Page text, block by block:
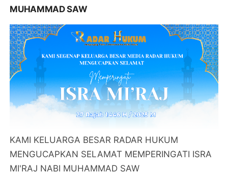
MUHAMMAD SAW
KAMI KELUARGA BESAR RADAR HUKUM
MENGUCAPKAN SELAMAT MEMPERINGATI ISRA
MI'RAJ NABI MUHAMMAD SAW